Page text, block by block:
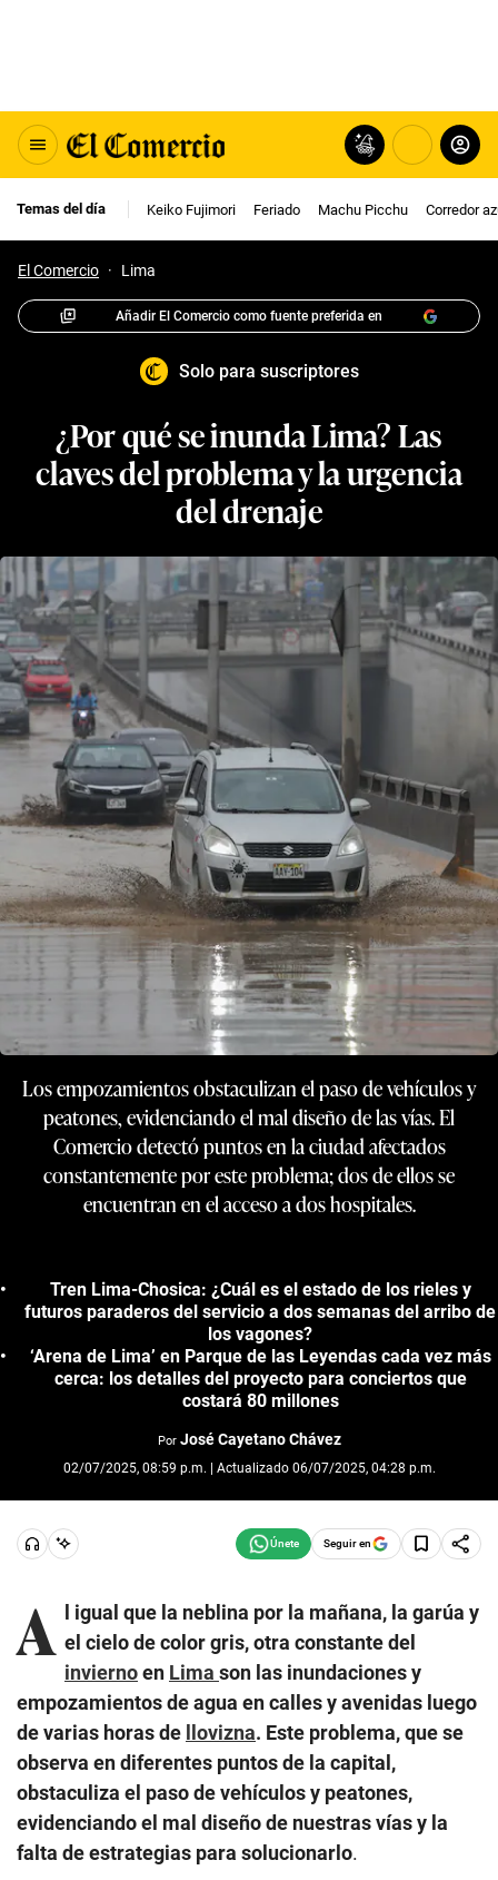
Temas del día Keiko Fujimori Feriado Machu Picchu Corredor
El Comercio · Lima
Añadir El Comercio como fuente preferida en
Solo para suscriptores
¿Por qué se inunda Lima? Las
claves del problema y la urgencia
del drenaje
Los empozamientos obstaculizan el paso de vehículos y
peatones, evidenciando el mal diseño de las vías. El
Comercio detectó puntos en la ciudad afectados
constantemente por este problema; dos de ellos se
encuentran en el acceso a dos hospitales.
Tren Lima-Chosica: ¿Cuál es el estado de los rieles y
futuros paraderos del servicio a dos semanas del arribo de
los vagones?
‘Arena de Lima’ en Parque de las Leyendas cada vez más
cerca: los detalles del proyecto para conciertos que
costará 80 millones
Por José Cayetano Chávez
02/07/2025, 08:59 p.m. | Actualizado 06/07/2025, 04:28 p.m.
Seguir en
A l igual que la neblina por la mañana, la garúa y
el cielo de color gris, otra constante del
inviernoen Lima son las inundaciones y
empozamientos de agua en calles y avenidas luego
de varias horas de llovizna. Este problema, que se
observa en diferentes puntos de la capital,
obstaculiza el paso de vehículos y peatones,
evidenciando el mal diseño de nuestras vías y la
falta de estrategias para solucionarlo.